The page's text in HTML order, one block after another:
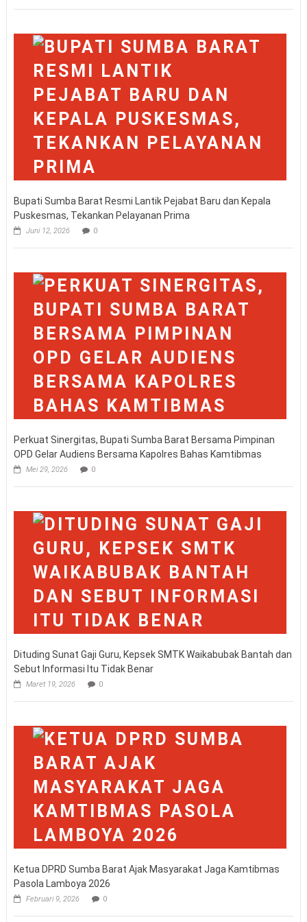
Bupati Sumba Barat Resmi Lantik Pejabat Baru dan Kepala
Puskesmas, Tekankan Pelayanan Prima
Juni 12, 2026 0
Perkuat Sinergitas, Bupati Sumba Barat Bersama Pimpinan
OPD Gelar Audiens Bersama Kapolres Bahas Kamtibmas
Mei 29, 2026 0
Dituding Sunat Gaji Guru, Kepsek SMTK Waikabubak Bantah dan
Sebut Informasi Itu Tidak Benar
Maret 19, 2026 0
Ketua DPRD Sumba Barat Ajak Masyarakat Jaga Kamtibmas
Pasola Lamboya 2026
Februari 9, 2026 0